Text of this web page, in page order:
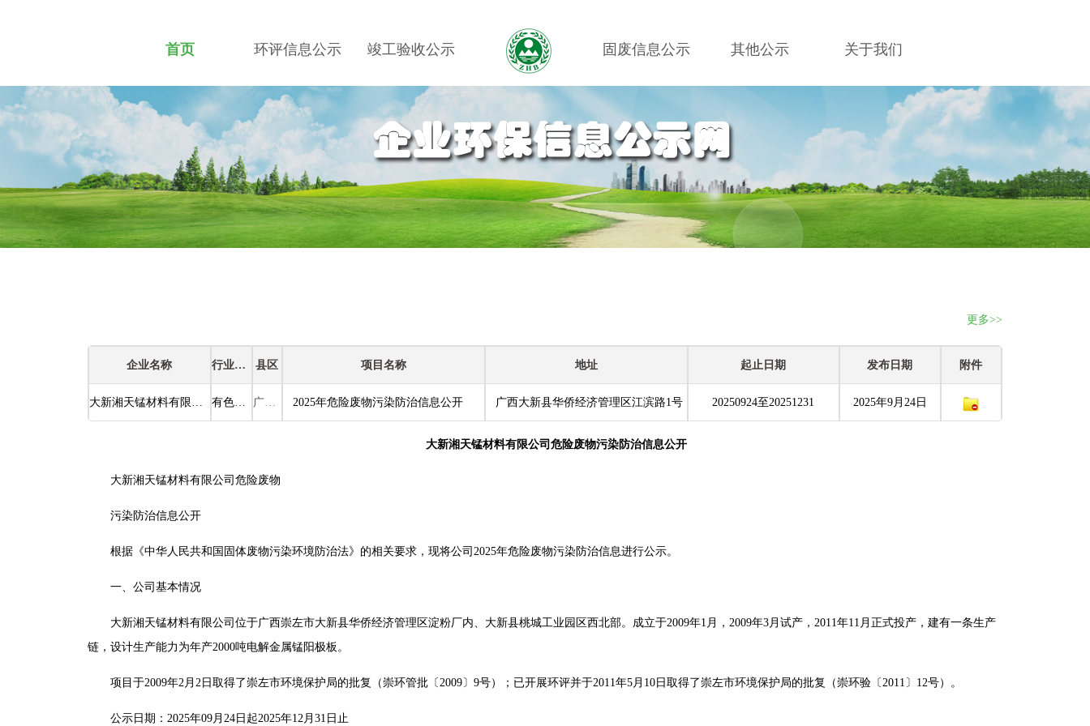
首页 环评信息公示 竣工验收公示 固废信息公示 其他公示 关于我们
招贤纳士
更多>>
企业名称 行业类别 县区 项目名称 地址 起止日期 发布日期 附件
大新湘天锰材料有限公司 有色金属铸造 广西大新县 2025年危险废物污染防治信息公开 广西大新县华侨经济管理区江滨路1号 20250924至20251231 2025年9月24日
大新湘天锰材料有限公司危险废物污染防治信息公开
大新湘天锰材料有限公司危险废物
污染防治信息公开
根据《中华人民共和国固体废物污染环境防治法》的相关要求，现将公司2025年危险废物污染防治信息进行公示。
一、公司基本情况
大新湘天锰材料有限公司位于广西崇左市大新县华侨经济管理区淀粉厂内、大新县桃城工业园区西北部。成立于2009年1月，2009年3月试产，2011年11月正式投产，建有一条生产
链，设计生产能力为年产2000吨电解金属锰阳极板。
项目于2009年2月2日取得了崇左市环境保护局的批复（崇环管批〔2009〕9号）；已开展环评并于2011年5月10日取得了崇左市环境保护局的批复（崇环验〔2011〕12号）。
公示日期：2025年09月24日起2025年12月31日止